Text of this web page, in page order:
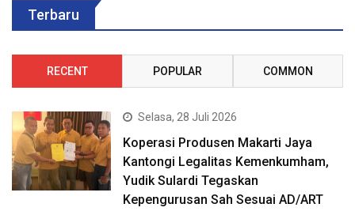
Terbaru
RECENT POPULAR COMMON
Selasa, 28 Juli 2026
Koperasi Produsen Makarti Jaya
Kantongi Legalitas Kemenkumham,
Yudik Sulardi Tegaskan
Kepengurusan Sah Sesuai AD/ART